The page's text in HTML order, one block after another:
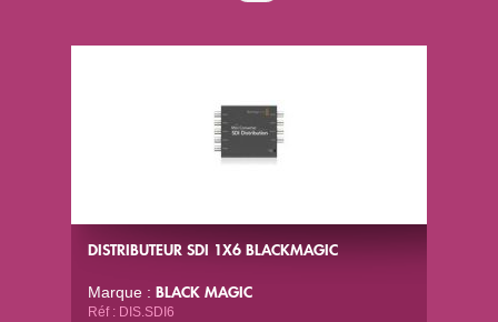
DISTRIBUTEUR SDI 1X6 BLACKMAGIC
Marque : BLACK MAGIC
Réf : DIS.SDI6